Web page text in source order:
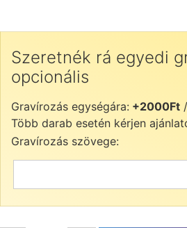
Szeretnék rá egyedi
opcionális
Gravírozás egységára: +2000Ft
Több darab esetén kérjen
Gravírozás szövege: